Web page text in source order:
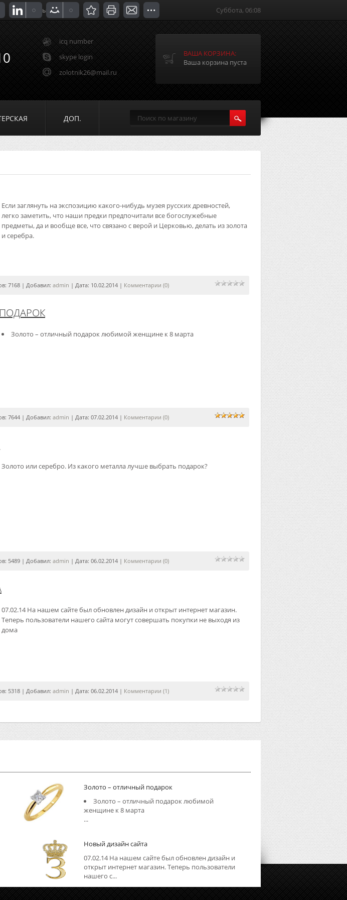
Обмен ссылками Суббота, 06:08
icq number
skype login
zolotnik26@mail.ru
ВАША КОРЗИНА:
Ваша корзина пуста
ДОП.
Если заглянуть на экспозицию какого-нибудь музея русских древностей,
легко заметить, что наши предки предпочитали все богослужебные
предметы, да и вообще все, что связано с верой и Церковью, делать из золота
и серебра.
7168 | Добавил: admin | Дата: 10.02.2014 | Комментарии (0)
Золото – отличный подарок любимой женщине к 8 марта
7644 | Добавил: admin | Дата: 07.02.2014 | Комментарии (0)
Золото или серебро. Из какого металла лучше выбрать подарок?
5489 | Добавил: admin | Дата: 06.02.2014 | Комментарии (0)
07.02.14 На нашем сайте был обновлен дизайн и открыт интернет магазин.
Теперь пользователи нашего сайта могут совершать покупки не выходя из
дома
5318 | Добавил: admin | Дата: 06.02.2014 | Комментарии (1)
Золото – отличный подарок
Золото – отличный подарок любимой
женщине к 8 марта
...
Новый дизайн сайта
07.02.14 На нашем сайте был обновлен дизайн и
открыт интернет магазин. Теперь пользователи
нашего с...